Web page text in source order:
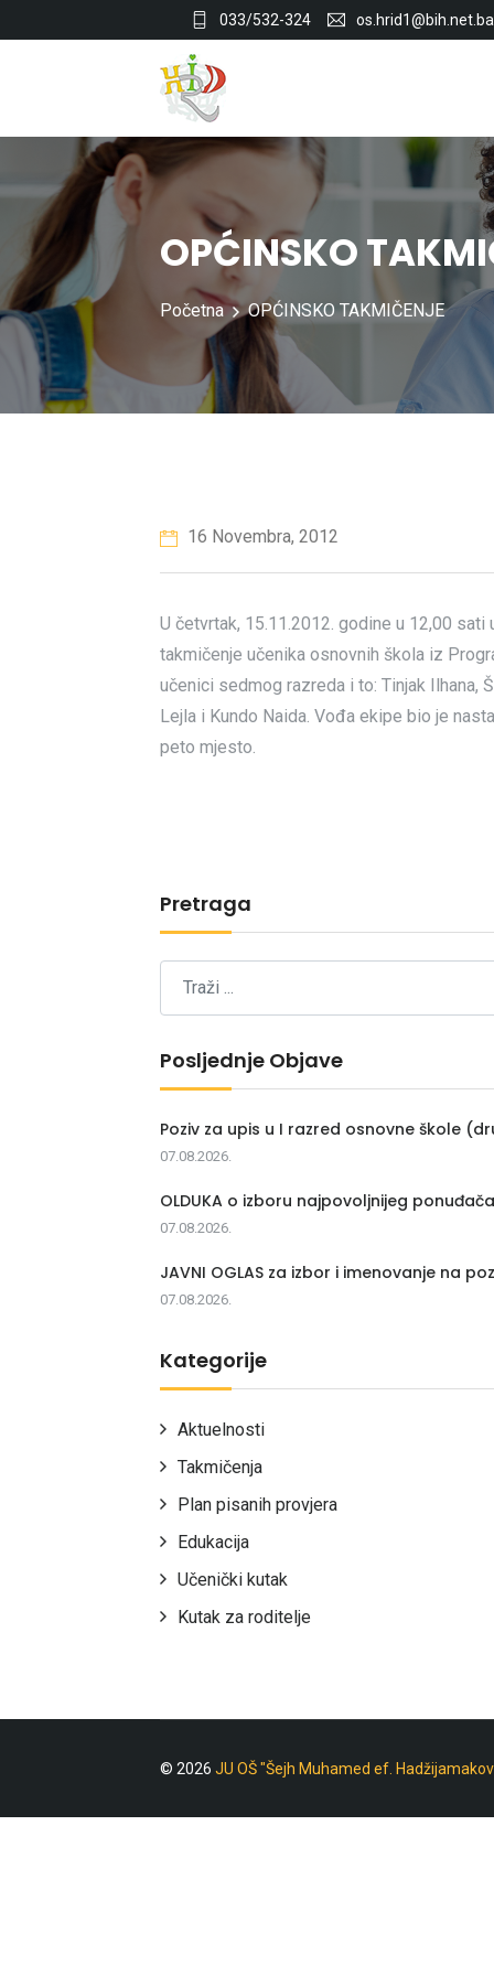
033/532-324 os.hrid1@bih.net.ba
OPĆINSKO
Početna OPĆINSKO TAKMIČENJE
16 Novembra, 2012
U četvrtak, 15.11.2012. godine u 12,00
takmičenje učenika osnovnih škola iz
učenici sedmog razreda i to: Tinjak Ilhana,
Lejla i Kundo Naida. Vođa ekipe bio je
peto mjesto.
Pretraga
Posljednje Objave
Poziv za upis u I razred osnovne škole
07.08.2026.
OLDUKA o izboru najpovoljnijeg
07.08.2026.
JAVNI OGLAS za izbor i imenovanje na
07.08.2026.
Kategorije
Aktuelnosti
Takmičenja
Plan pisanih provjera
Edukacija
Učenički kutak
Kutak za roditelje
© 2026 JU OŠ "Šejh Muhamed ef.